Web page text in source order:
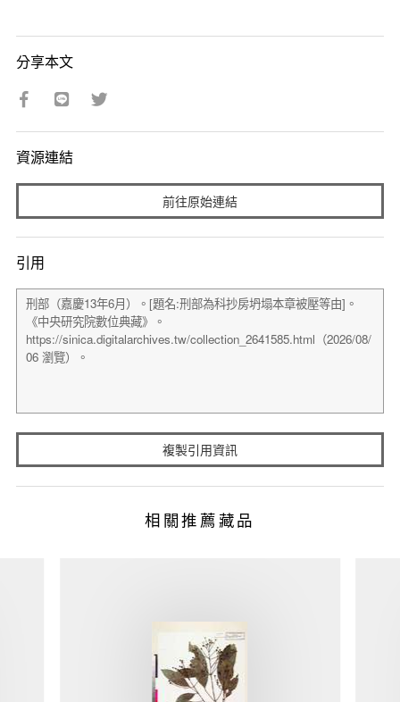
分享本文
資源連結
前往原始連結
引用
複製引用資訊
相關推薦藏品